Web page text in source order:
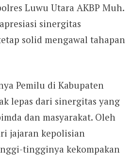
Luwu Utara AKBP Muh.
sinergitas
solid mengawal tahapan
Pemilu di Kabupaten
lepas dari sinergitas yang
dan masyarakat. Oleh
jajaran kepolisian
tingginya kekompakan